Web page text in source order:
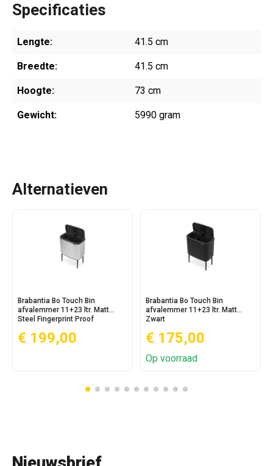
Specificaties
Lengte: 41.5 cm
Breedte: 41.5 cm
Hoogte: 73 cm
Gewicht: 5990 gram
Alternatieven
Brabantia Bo Touch Bin
afvalemmer 11+23 ltr. Matt
Steel Fingerprint Proof
€ 199,00
Brabantia Bo Touch Bin
afvalemmer 11+23 ltr. Matt
Zwart
€ 175,00
Op voorraad